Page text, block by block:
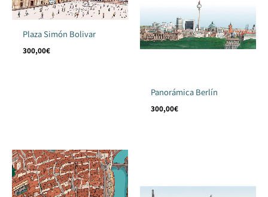
Plaza Simón Bolivar
300,00€
Panorámica Berlín
300,00€